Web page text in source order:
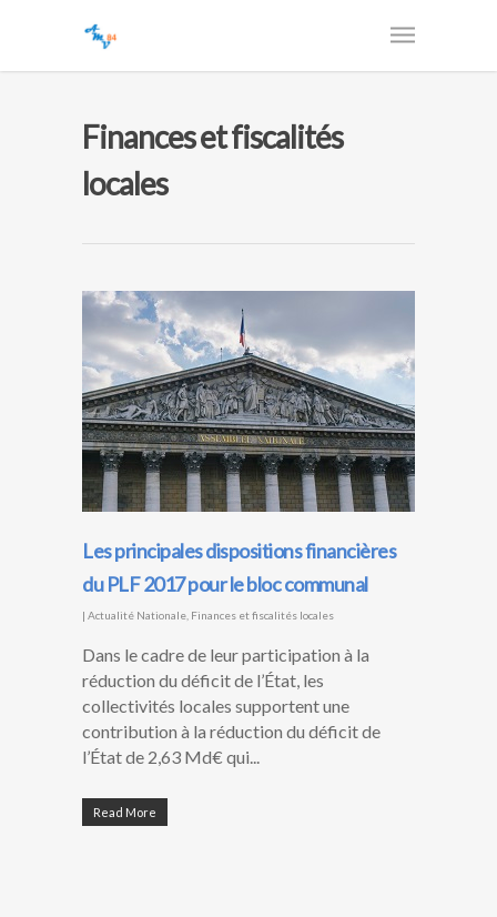
Finances et fiscalités
locales
Les principales dispositions financières
du PLF 2017 pour le bloc communal
| Actualité Nationale Finances et fiscalités locales
Dans le cadre de leur participation à la
réduction du déficit de l’État, les
collectivités locales supportent une
contribution à la réduction du déficit de
l’État de 2,63 Md€ qui...
Read More